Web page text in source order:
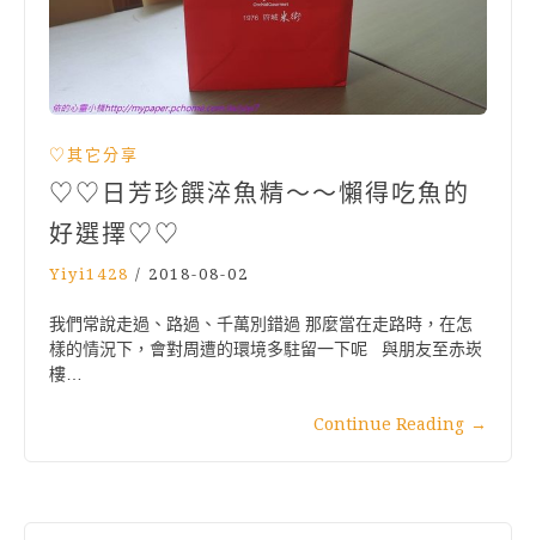
♡其它分享
♡♡日芳珍饌淬魚精～～懶得吃魚的
好選擇♡♡
Yiyi1428 / 2018-08-02
我們常說走過、路過、千萬別錯過 那麼當在走路時，在怎
樣的情況下，會對周遭的環境多駐留一下呢 與朋友至赤崁
樓…
Continue Reading →